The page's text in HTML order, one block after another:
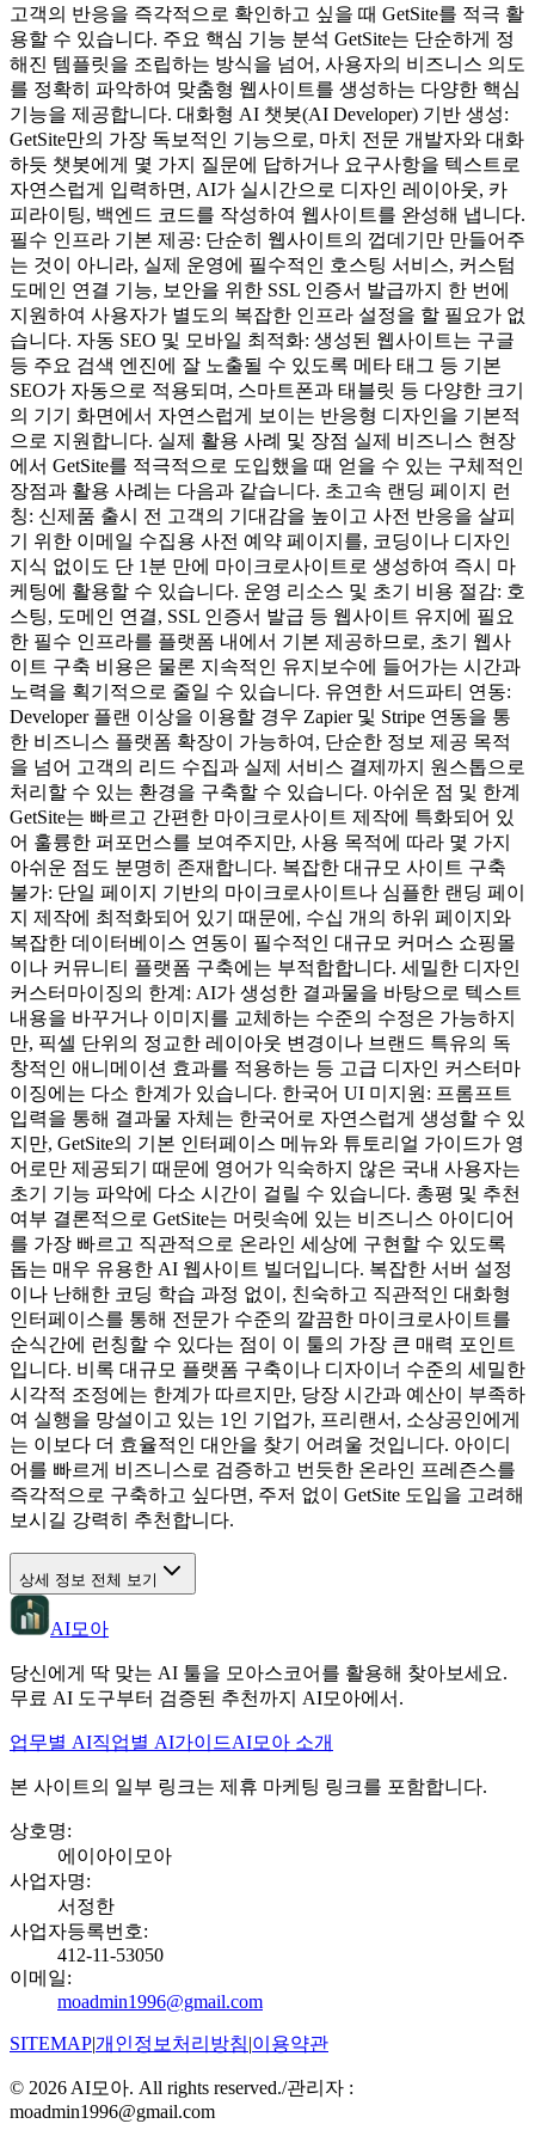
고객의 반응을 즉각적으로 확인하고 싶을 때 GetSite를 적극 활
용할 수 있습니다. 주요 핵심 기능 분석 GetSite는 단순하게 정
해진 템플릿을 조립하는 방식을 넘어, 사용자의 비즈니스 의도
를 정확히 파악하여 맞춤형 웹사이트를 생성하는 다양한 핵심
기능을 제공합니다. 대화형 AI 챗봇(AI Developer) 기반 생성:
GetSite만의 가장 독보적인 기능으로, 마치 전문 개발자와 대화
하듯 챗봇에게 몇 가지 질문에 답하거나 요구사항을 텍스트로
자연스럽게 입력하면, AI가 실시간으로 디자인 레이아웃, 카
피라이팅, 백엔드 코드를 작성하여 웹사이트를 완성해 냅니다.
필수 인프라 기본 제공: 단순히 웹사이트의 껍데기만 만들어주
는 것이 아니라, 실제 운영에 필수적인 호스팅 서비스, 커스텀
도메인 연결 기능, 보안을 위한 SSL 인증서 발급까지 한 번에
지원하여 사용자가 별도의 복잡한 인프라 설정을 할 필요가 없
습니다. 자동 SEO 및 모바일 최적화: 생성된 웹사이트는 구글
등 주요 검색 엔진에 잘 노출될 수 있도록 메타 태그 등 기본
SEO가 자동으로 적용되며, 스마트폰과 태블릿 등 다양한 크기
의 기기 화면에서 자연스럽게 보이는 반응형 디자인을 기본적
으로 지원합니다. 실제 활용 사례 및 장점 실제 비즈니스 현장
에서 GetSite를 적극적으로 도입했을 때 얻을 수 있는 구체적인
장점과 활용 사례는 다음과 같습니다. 초고속 랜딩 페이지 런
칭: 신제품 출시 전 고객의 기대감을 높이고 사전 반응을 살피
기 위한 이메일 수집용 사전 예약 페이지를, 코딩이나 디자인
지식 없이도 단 1분 만에 마이크로사이트로 생성하여 즉시 마
케팅에 활용할 수 있습니다. 운영 리소스 및 초기 비용 절감: 호
스팅, 도메인 연결, SSL 인증서 발급 등 웹사이트 유지에 필요
한 필수 인프라를 플랫폼 내에서 기본 제공하므로, 초기 웹사
이트 구축 비용은 물론 지속적인 유지보수에 들어가는 시간과
노력을 획기적으로 줄일 수 있습니다. 유연한 서드파티 연동:
Developer 플랜 이상을 이용할 경우 Zapier 및 Stripe 연동을 통
한 비즈니스 플랫폼 확장이 가능하여, 단순한 정보 제공 목적
을 넘어 고객의 리드 수집과 실제 서비스 결제까지 원스톱으로
처리할 수 있는 환경을 구축할 수 있습니다. 아쉬운 점 및 한계
GetSite는 빠르고 간편한 마이크로사이트 제작에 특화되어 있
어 훌륭한 퍼포먼스를 보여주지만, 사용 목적에 따라 몇 가지
아쉬운 점도 분명히 존재합니다. 복잡한 대규모 사이트 구축
불가: 단일 페이지 기반의 마이크로사이트나 심플한 랜딩 페이
지 제작에 최적화되어 있기 때문에, 수십 개의 하위 페이지와
복잡한 데이터베이스 연동이 필수적인 대규모 커머스 쇼핑몰
이나 커뮤니티 플랫폼 구축에는 부적합합니다. 세밀한 디자인
커스터마이징의 한계: AI가 생성한 결과물을 바탕으로 텍스트
내용을 바꾸거나 이미지를 교체하는 수준의 수정은 가능하지
만, 픽셀 단위의 정교한 레이아웃 변경이나 브랜드 특유의 독
창적인 애니메이션 효과를 적용하는 등 고급 디자인 커스터마
이징에는 다소 한계가 있습니다. 한국어 UI 미지원: 프롬프트
입력을 통해 결과물 자체는 한국어로 자연스럽게 생성할 수 있
지만, GetSite의 기본 인터페이스 메뉴와 튜토리얼 가이드가 영
어로만 제공되기 때문에 영어가 익숙하지 않은 국내 사용자는
초기 기능 파악에 다소 시간이 걸릴 수 있습니다. 총평 및 추천
여부 결론적으로 GetSite는 머릿속에 있는 비즈니스 아이디어
를 가장 빠르고 직관적으로 온라인 세상에 구현할 수 있도록
돕는 매우 유용한 AI 웹사이트 빌더입니다. 복잡한 서버 설정
이나 난해한 코딩 학습 과정 없이, 친숙하고 직관적인 대화형
인터페이스를 통해 전문가 수준의 깔끔한 마이크로사이트를
순식간에 런칭할 수 있다는 점이 이 툴의 가장 큰 매력 포인트
입니다. 비록 대규모 플랫폼 구축이나 디자이너 수준의 세밀한
시각적 조정에는 한계가 따르지만, 당장 시간과 예산이 부족하
여 실행을 망설이고 있는 1인 기업가, 프리랜서, 소상공인에게
는 이보다 더 효율적인 대안을 찾기 어려울 것입니다. 아이디
어를 빠르게 비즈니스로 검증하고 번듯한 온라인 프레즌스를
즉각적으로 구축하고 싶다면, 주저 없이 GetSite 도입을 고려해
보시길 강력히 추천합니다.
상세 정보 전체 보기
AI모아
당신에게 딱 맞는 AI 툴을 모아스코어를 활용해 찾아보세요.
무료 AI 도구부터 검증된 추천까지 AI모아에서.
업무별 AI직업별 AI가이드AI모아 소개
본 사이트의 일부 링크는 제휴 마케팅 링크를 포함합니다.
상호명:
에이아이모아
사업자명:
서정한
사업자등록번호:
412-11-53050
이메일:
moadmin1996@gmail.com
SITEMAP|개인정보처리방침|이용약관
© 2026 AI모아. All rights reserved./관리자 :
moadmin1996@gmail.com